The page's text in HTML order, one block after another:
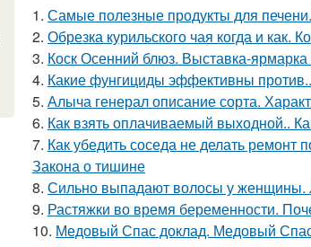
1. Самые полезные продукты для
2. Обрезка курильского чая когда и как.
3. Коск Осенний блюз. Выставка-
4. Какие фунгициды эффективны
5. Алыча генерал описание сорта.
6. Как взять оплачиваемый выходной..
7. Как убедить соседа не делать ремонт
Закона о тишине
8. Сильно выпадают волосы у женщины.
9. Растяжки во время беременности.
10. Медовый Спас доклад. Медовый Спас